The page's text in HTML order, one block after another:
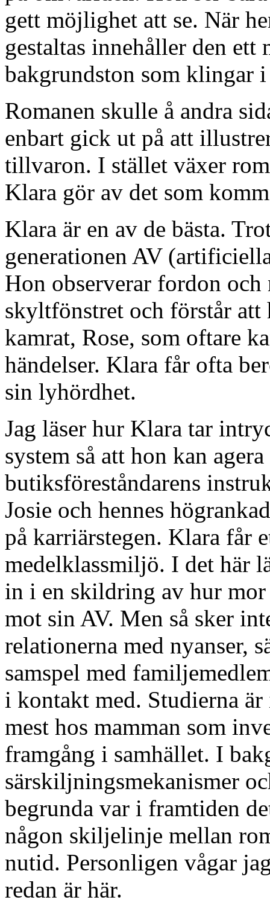
gett möjlighet att se. När
gestaltas innehåller den ett
bakgrundston som klingar
Romanen skulle å andra
enbart gick ut på att
tillvaron. I stället växer
Klara gör av det som
Klara är en av de bästa.
generationen AV
Hon observerar fordon och
skyltfönstret och förstår
kamrat, Rose, som oftare
händelser. Klara får ofta
sin lyhördhet.
Jag läser hur Klara tar
system så att hon kan
butiksföreståndarens
Josie och hennes
på karriärstegen. Klara får
medelklassmiljö. I det här
in i en skildring av hur
mot sin AV. Men så sker
relationerna med nyanser,
samspel med
i kontakt med. Studierna
mest hos mamman som
framgång i samhället. I
särskiljningsmekanismer
begrunda var i framtiden
någon skiljelinje mellan
nutid. Personligen vågar
redan är här.